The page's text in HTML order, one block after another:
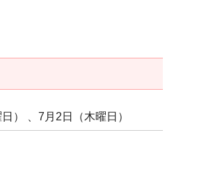
） 、7月2日（木曜日）